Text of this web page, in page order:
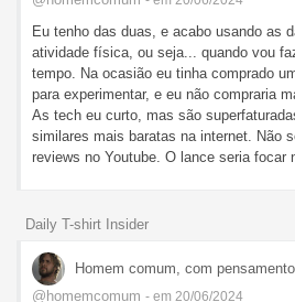
Eu tenho das duas, e acabo usando as
atividade física, ou seja... quando vou
tempo. Na ocasião eu tinha comprado
para experimentar, e eu não compraria
As tech eu curto, mas são
similares mais baratas na internet. Não
reviews no Youtube. O lance seria focar
Daily T-shirt Insider
Homem comum, com
@homemcomum - em 20/06/2024